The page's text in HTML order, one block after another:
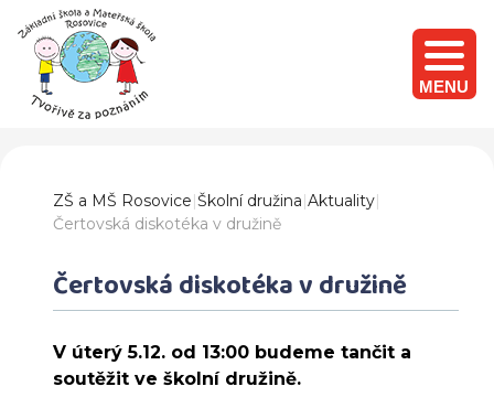
MENU
ZŠ a MŠ Rosovice|Školní družina|Aktuality|
Čertovská diskotéka v družině
Čertovská diskotéka v družině
V úterý 5.12. od 13:00 budeme tančit a
soutěžit ve školní družině.